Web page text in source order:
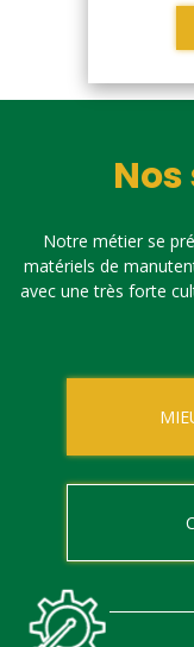
Notre métier se
matériels de
avec une très forte